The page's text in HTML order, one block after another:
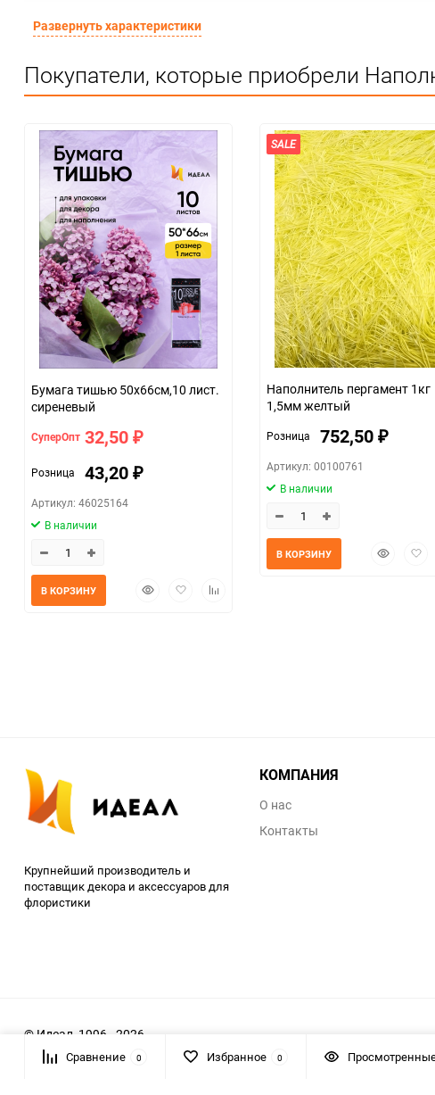
Предназначение товара
Особые условия
Минимальное количество
Единица измерения
Развернуть характеристики
Покупатели, которые приобрели
Бумага тишью 50х66см,10 лист.
сиреневый
СуперОпт 32,50 ₽
Розница 43,20 ₽
Артикул: 46025164
В наличии
БыстрыйДобавитьДобавить
В КОРЗИНУ
SALE
Наполнитель пергамент 1кг
1,5мм желтый
Розница 752,50 ₽
Артикул: 00100761
В наличии
Быстрый
В КОРЗИНУ
Крупнейший производитель и
поставщик декора и аксессуаров для
флористики
КОМПАНИЯ
О нас
Контакты
© Идеал, 1996 - 2026
Сравнение 0 Избранное 0